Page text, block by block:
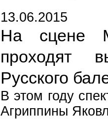
13.06.2015
На сцене
проходят
Русского
В этом году
Агриппины